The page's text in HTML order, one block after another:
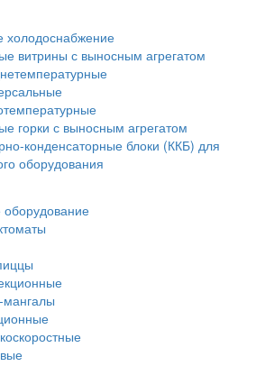
холодоснабжение
витрины с выносным агрегатом
горки с выносным агрегатом
конденсаторные блоки (ККБ) для
оборудования
оборудование